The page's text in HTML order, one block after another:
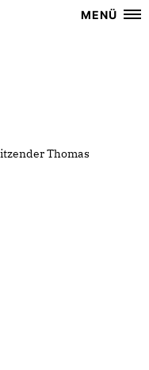
MENÜ
Thomas